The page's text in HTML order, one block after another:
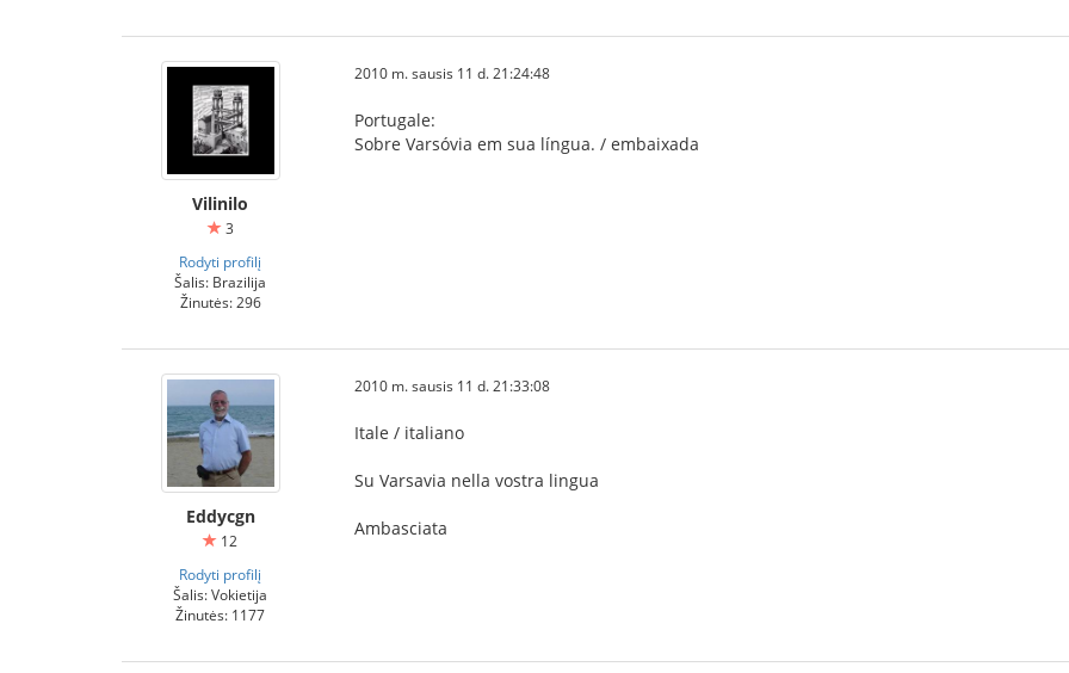
Vilinilo
3
Rodyti profilį
Šalis: Brazilija
Žinutės: 296
2010 m. sausis 11 d. 21:24:48
Portugale:
Sobre Varsóvia em sua língua. / embaixada
Eddycgn
12
Rodyti profilį
Šalis: Vokietija
Žinutės: 1177
2010 m. sausis 11 d. 21:33:08
Itale / italiano
Su Varsavia nella vostra lingua
Ambasciata